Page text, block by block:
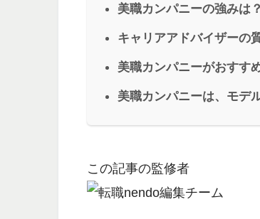
美職カンパニーの強みは？
キャリアアドバイザーの
美職カンパニーがおすす
美職カンパニーは、モデ
この記事の監修者